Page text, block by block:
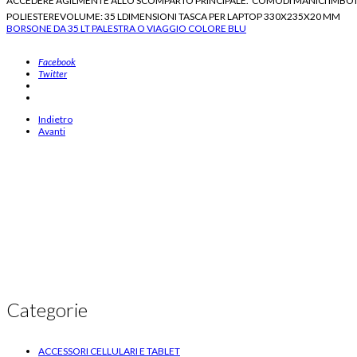
POLIESTEREVOLUME: 35 LDIMENSIONI TASCA PER LAPTOP 330X235X20 MM
BORSONE DA 35 LT PALESTRA O VIAGGIO COLORE BLU
Facebook
Twitter
Indietro
Avanti
Categorie
ACCESSORI CELLULARI E TABLET